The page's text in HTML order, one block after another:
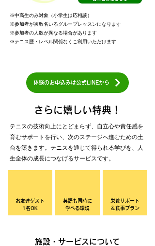
※中高生のみ対象（小学生は応相談）
​※参加者が複数名いるグループレッスンになります
※​参加者の人数が異なる場合があります
​※テニス歴・レベル関係なくご利用いただけます
体験のお申込みは公式LINEから
さらに嬉しい特典！
テニスの技術向上にとどまらず、自立心や責任感を
育むサポートを行い、次のステージへ進むための土
台を築きます。テニスを通じて得られる学びを、人
生全体の成長につなげるサービスです。
お友達ゲスト
1名OK
英語も同時に
学べる環境
栄養サポート
＆食事プラン
施設・サービスについて